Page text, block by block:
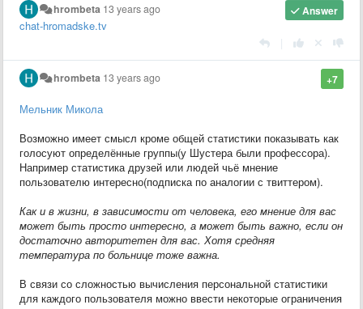
Answer
hrombeta 13 years ago
chat-hromadske.tv
+7
hrombeta 13 years ago
Мельник Микола
Возможно имеет смысл кроме общей статистики показывать как
голосуют определённые группы(у Шустера были профессора).
Например статистика друзей или людей чьё мнение
пользователю интересно(подписка по аналогии с твиттером).
Как и в жизни, в зависимости от человека, его мнение для вас
может быть просто интересно, а может быть важно, если он
достаточно авторитетен для вас. Хотя средняя
температура по больнице тоже важна.
В связи со сложностью вычисления персональной статистики
для каждого пользователя можно ввести некоторые ограничения